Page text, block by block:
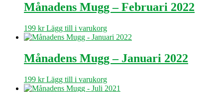
Månadens Mugg – Februari 2022
199 kr Lägg till i varukorg
Månadens Mugg – Januari 2022
199 kr Lägg till i varukorg